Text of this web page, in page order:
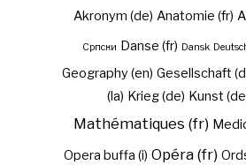
Akronym (de) Anatomie (fr)
Cрпски Danse (fr) Dansk
Geography (en) Gesellschaft
(la) Krieg (de) Kunst
Mathématiques (fr)
Opera buffa (i) Opéra (fr)